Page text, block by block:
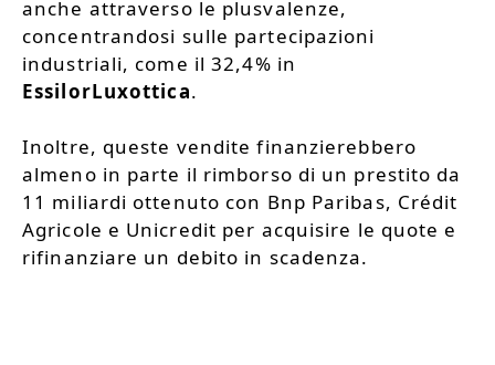
anche attraverso le plusvalenze,
concentrandosi sulle partecipazioni
industriali, come il 32,4% in
EssilorLuxottica.
Inoltre, queste vendite finanzierebbero
almeno in parte il rimborso di un prestito da
11 miliardi ottenuto con Bnp Paribas, Crédit
Agricole e Unicredit per acquisire le quote e
rifinanziare un debito in scadenza.